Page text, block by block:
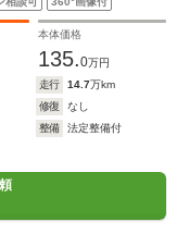
ィブハイビー
本体価格
135.0万円
走行 14.7万km
修復
なし
整備
法定整備付